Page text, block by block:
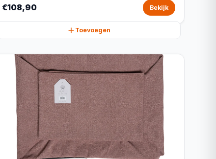
€108,90 Bekijk
Toevoegen